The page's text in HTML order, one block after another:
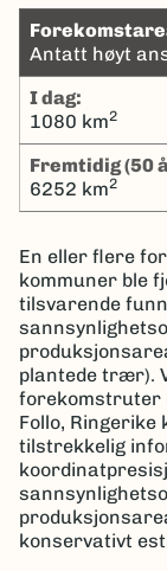
Antatt høyt
I dag:
1080 km2
Fremtidig (50
6252 km2
En eller flere
kommuner ble
tilsvarende
plantede trær).
forekomstruter
Follo,
tilstrekkelig
konservativt